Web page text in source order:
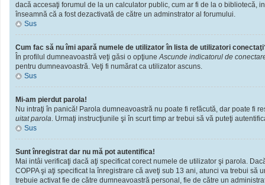
dacă accesaţi forumul de la un calculator public, cum ar fi de la o bibliotecă,
înseamnă că a fost dezactivată de către un adminstrator al forumului.
Sus
Cum fac să nu îmi apară numele de utilizator în lista de utilizatori
În profilul dumneavoastră veţi găsi o opţiuneAscunde indicatorul de
pentru dumneavoastră. Veţi fi numărat ca utilizator ascuns.
Sus
Mi-am pierdut parola!
Nu intraţi în panică! Parola dumneavoastră nu poate fi refăcută, dar poate fi
uitat parola. Urmaţi instrucţiunile şi în scurt timp ar trebui să vă puteţi
Sus
Sunt înregistrat dar nu mă pot autentifica!
Mai intâi verificaţi dacă aţi specificat corect numele de utilizator şi parola.
COPPA şi aţi specificat la înregistrare că aveţi sub 13 ani, atunci va trebui
trebuie activat fie de către dumneavoastră personal, fie de către un